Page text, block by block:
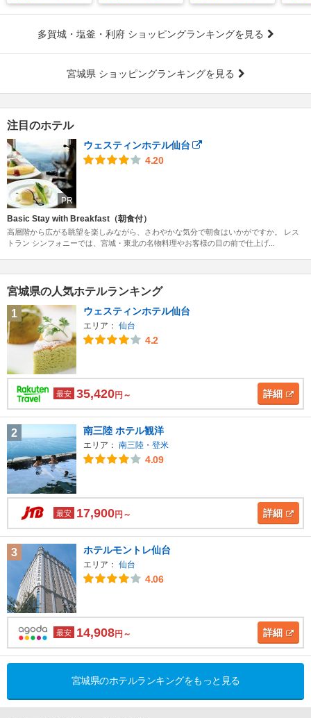
多賀城・塩釜・利府 ショッピングランキングを見る
宮城県 ショッピングランキングを見る
注目のホテル
PR
ウェスティンホテル仙台
4.20
Basic Stay with Breakfast（朝食付）
高層階から広がる眺望を楽しみながら、さわやかな気分で朝食はいかがですか。 レス
トラン シンフォニーでは、宮城・東北の名物料理やお客様の目の前で仕上げ...
宮城県の人気ホテルランキング
1
ウェスティンホテル仙台
エリア： 仙台
4.2
最安 35,420円～ 詳細
2 南三陸 ホテル観洋
エリア： 南三陸・登米
4.09
最安 17,900円～ 詳細
3 ホテルモントレ仙台
エリア： 仙台
4.06
最安 14,908円～ 詳細
宮城県のホテルランキングをもっと見る